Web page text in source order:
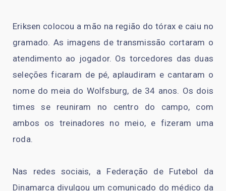
Eriksen colocou a mão na região do tórax e caiu no
gramado. As imagens de transmissão cortaram o
atendimento ao jogador. Os torcedores das duas
seleções ficaram de pé, aplaudiram e cantaram o
nome do meia do Wolfsburg, de 34 anos. Os dois
times se reuniram no centro do campo, com
ambos os treinadores no meio, e fizeram uma
roda.
Nas redes sociais, a Federação de Futebol da
Dinamarca divulgou um comunicado do médico da